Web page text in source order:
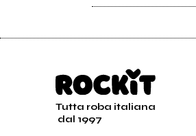
Tutta roba italiana
dal 1997